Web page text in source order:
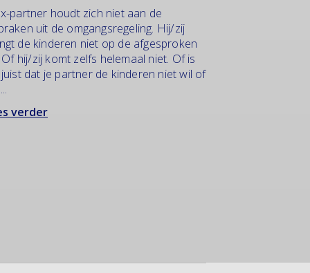
partner houdt zich niet aan de
uit de omgangsregeling. Hij/zij
de kinderen niet op de afgesproken
hij/zij komt zelfs helemaal niet. Of is
dat je partner de kinderen niet wil of
verder